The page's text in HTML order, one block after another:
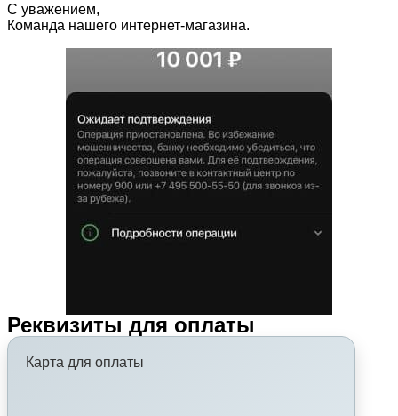
С уважением,
Команда нашего интернет-магазина.
Реквизиты для оплаты
Карта для оплаты